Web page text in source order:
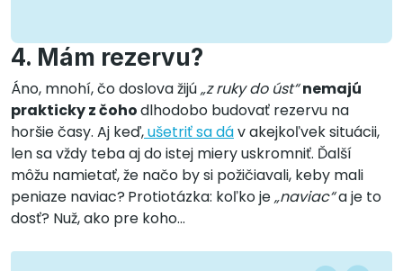
4. Mám rezervu?
Áno, mnohí, čo doslova žijú„z ruky do úst“ nemajú
prakticky z čohodlhodobo budovať rezervu na
horšie časy. Aj keď,ušetriť sa dáv akejkoľvek situácii,
len sa vždy teba aj do istej miery uskromniť. Ďalší
môžu namietať, že načo by si požičiavali, keby mali
peniaze naviac? Protiotázka: koľko je„naviac“a je to
dosť? Nuž, ako pre koho...